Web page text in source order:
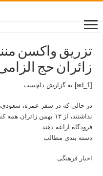
تزریق واکسن
زائران حج
[ad_1] به گزارش دلچسب
در حالی که در سفر عمره،
نداشتند، از ۱۳ بهمن
فرودگاه اراعه دهند.
دسته بندی مطالب
اخبار فرهنگی